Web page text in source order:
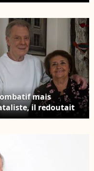
mais
il redoutait
une longue
écartée par
rapide de